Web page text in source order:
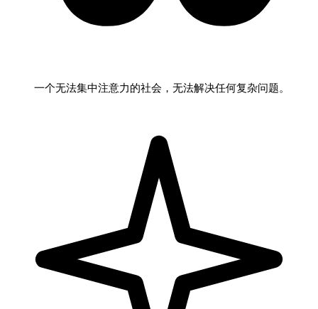
一个无法集中注意力的社会，无法解决任何复杂问题。